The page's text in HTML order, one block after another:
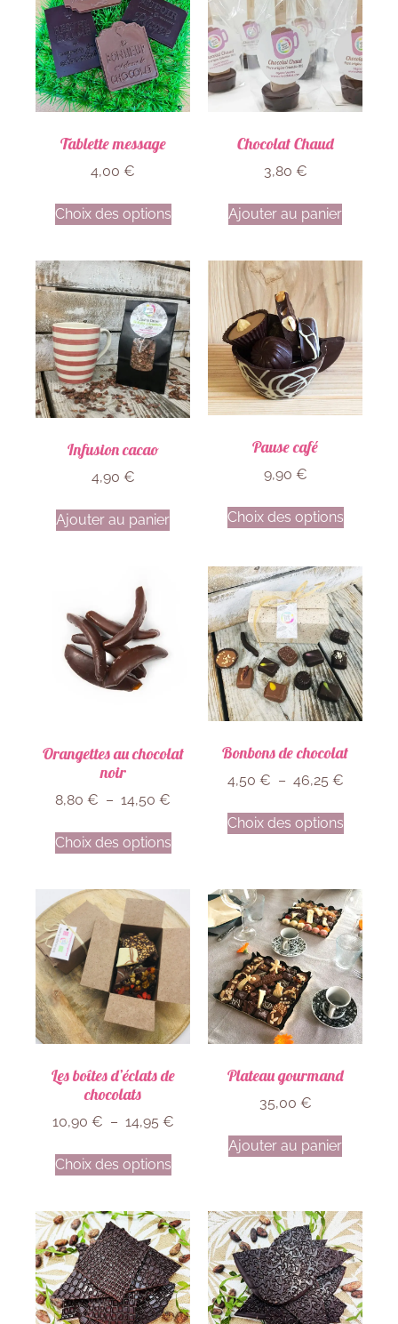
Tablette message
4,00 €
Choix des options
Chocolat Chaud
3,80 €
Ajouter au panier
Infusion cacao
4,90 €
Ajouter au panier
Pause café
9,90 €
Choix des options
Orangettes au chocolat
noir
8,80 € – 14,50 €
Choix des options
Bonbons de chocolat
4,50 € – 46,25 €
Choix des options
Les boîtes d’éclats de
chocolats
10,90 € – 14,95 €
Choix des options
Plateau gourmand
35,00 €
Ajouter au panier